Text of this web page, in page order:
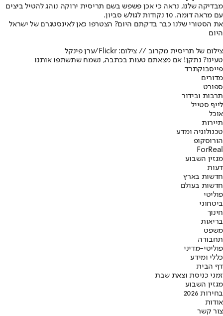
מבדיקה שלנו, נראה כי אכן פשפש בשם תריסית ירוקה נוהג להטיל ביצים
עם מראה דומה. 10 נקודות לגולש סביון.
את הסטורי שלנו כבר בדקתם היום? הצטרפו כאן לאינסטגרם של ישראל
היום
צילום של תריסית מקרוב // צילום: Flickr/ערן פינקל
טעינו? נתקן! אם מצאתם טעות בכתבה, נשמח שתשתפו אותנו
פייסבוקתרד
מדורים
ספורט
תרבות ובידור
לייף סטייל
אוכל
תיירות
טכנולוגיה ומדע
הורוסקופ
ForReal
מגזין השבוע
דעות
חדשות בארץ
חדשות בעולם
פוליטי
ביטחוני
חינוך
בריאות
משפט
תחבורה
פוליטי-מדיני
כללי ומידע
דף הבית
זמני כניסת וצאת שבת
מגזין השבוע
בחירות 2026
אודות
צור קשר